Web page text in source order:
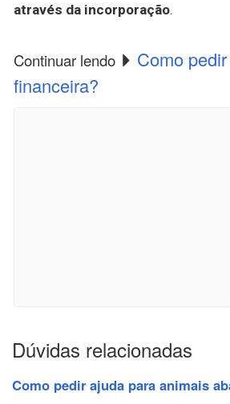
através da incorporação.
Continuar lendo
Como
financeira?
Dúvidas relacionadas
Como pedir ajuda para animais